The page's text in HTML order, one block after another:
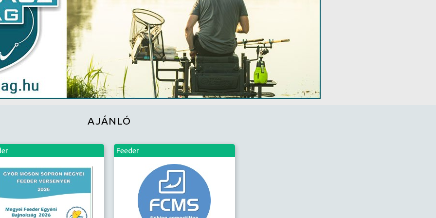
AJÁNLÓ
Feeder